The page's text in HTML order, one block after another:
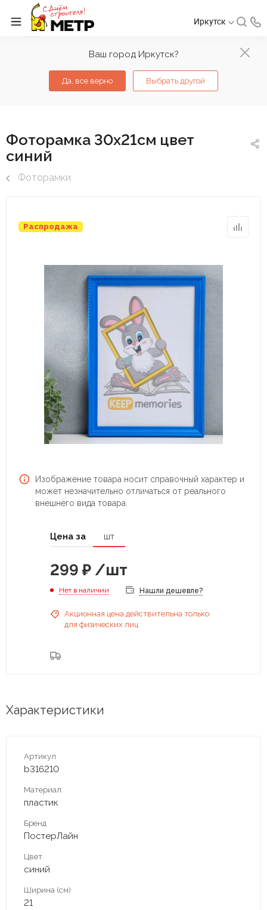
Ваш город Иркутск?
Да, все верно Выбрать другой
Иркутск
Фоторамка 30х21см цвет
синий
Фоторамки
Распродажа
Изображение товара носит справочный характер и
может незначительно отличаться от реального
внешнего вида товара.
Цена за шт
299 ₽ /шт
Нет в наличии Нашли дешевле?
Акционная цена действительна только
для физических лиц
Характеристики
Артикул
b316210
Материал
пластик
Бренд
ПостерЛайн
Цвет
синий
Ширина (см)
21